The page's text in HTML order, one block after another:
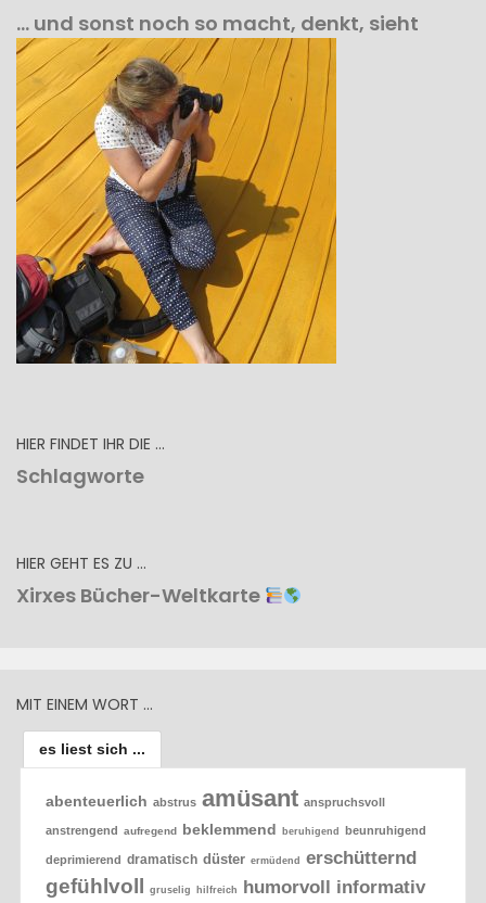
… und sonst noch so macht, denkt, sieht
HIER FINDET IHR DIE …
Schlagworte
HIER GEHT ES ZU …
Xirxes Bücher-Weltkarte
MIT EINEM WORT …
es liest sich ...
abenteuerlich abstrus amüsant anspruchsvoll
anstrengend aufregend beklemmend beruhigend beunruhigend
deprimierend dramatisch düster ermüdend erschütternd
gefühlvoll gruselig hilfreich humorvoll informativ